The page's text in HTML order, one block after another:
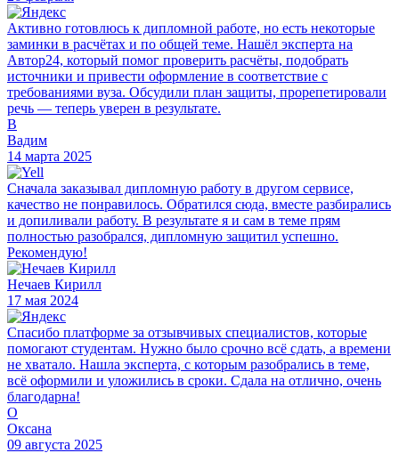
Активно готовлюсь к дипломной работе, но есть некоторые
заминки в расчётах и по общей теме. Нашёл эксперта на
Автор24, который помог проверить расчёты, подобрать
источники и привести оформление в соответствие с
требованиями вуза. Обсудили план защиты, прорепетировали
речь — теперь уверен в результате.
В
Вадим
14 марта 2025
Сначала заказывал дипломную работу в другом сервисе,
качество не понравилось. Обратился сюда, вместе разбирались
и допиливали работу. В результате я и сам в теме прям
полностью разобрался, дипломную защитил успешно.
Рекомендую!
Нечаев Кирилл
17 мая 2024
Спасибо платформе за отзывчивых специалистов, которые
помогают студентам. Нужно было срочно всё сдать, а времени
не хватало. Нашла эксперта, с которым разобрались в теме,
всё оформили и уложились в сроки. Сдала на отлично, очень
благодарна!
О
Оксана
09 августа 2025